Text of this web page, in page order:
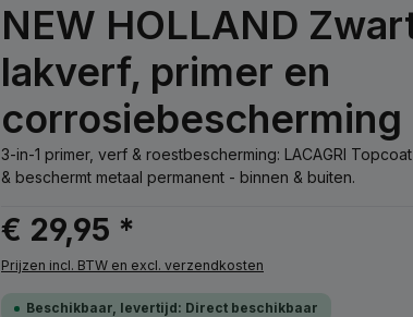
NEW HOLLAND
lakverf, primer en
corrosiebescherming
3-in-1 primer, verf & roestbescherming: LACAGRI
& beschermt metaal permanent - binnen & buiten.
€ 29,95 *
Prijzen incl. BTW en excl. verzendkosten
Beschikbaar, levertijd: Direct beschikbaar